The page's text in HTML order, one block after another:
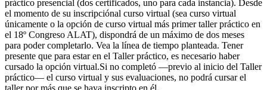
práctico presencial (dos certificados, uno para cada instancia). Desde
el momento de su inscripciónal curso virtual (sea curso virtual
únicamente o la opción de curso virtual más primer taller práctico en
el 18º Congreso ALAT), dispondrá de un máximo de dos meses
para poder completarlo. Vea la línea de tiempo planteada. Tener
presente que para estar en el Taller práctico, es necesario haber
cursado la opción virtual.Si no completó —previo al inicio del Taller
práctico— el curso virtual y sus evaluaciones, no podrá cursar el
taller por más que se haya inscripto en él.